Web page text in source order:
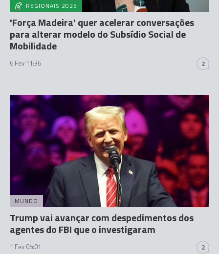
REGIONAIS 2025
'Força Madeira' quer acelerar conversações
para alterar modelo do Subsídio Social de
Mobilidade
6 Fev 11:36 2
MUNDO
Trump vai avançar com despedimentos dos
agentes do FBI que o investigaram
1 Fev 05:01 2